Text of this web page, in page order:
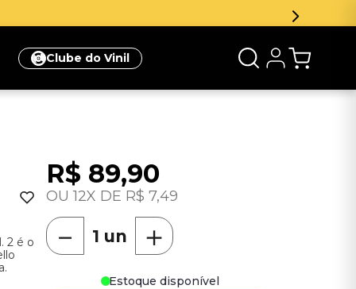
Clube do Vinil
2 é o
R$ 89,90
12 R$ 7,49
＋
－
Estoque disponível